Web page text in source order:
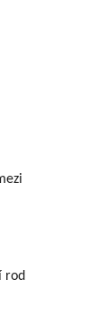
rod